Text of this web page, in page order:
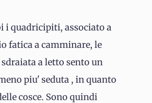
i quadricipiti, associato a
fatica a camminare, le
a letto sento un
piu' seduta , in quanto
cosce. Sono quindi